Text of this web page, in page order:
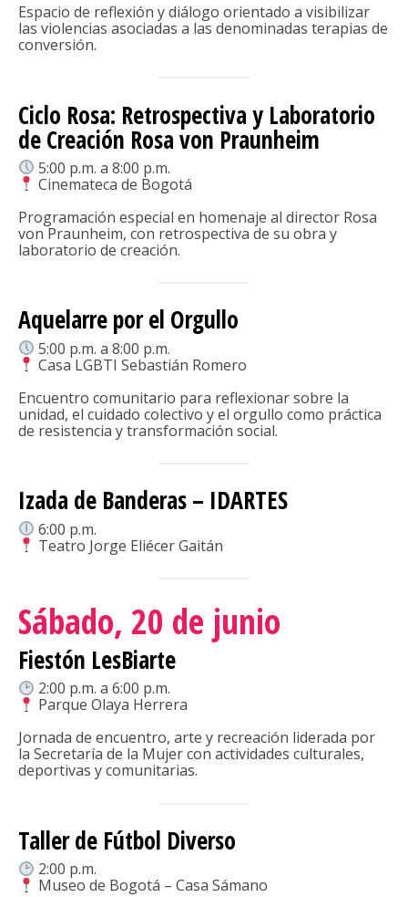
Espacio de reflexión y diálogo orientado a visibilizar
las violencias asociadas a las denominadas terapias de
conversión.
Ciclo Rosa: Retrospectiva y Laboratorio
de Creación Rosa von Praunheim
5:00 p.m. a 8:00 p.m.
Cinemateca de Bogotá
Programación especial en homenaje al director Rosa
von Praunheim, con retrospectiva de su obra y
laboratorio de creación.
Aquelarre por el Orgullo
5:00 p.m. a 8:00 p.m.
Casa LGBTI Sebastián Romero
Encuentro comunitario para reflexionar sobre la
unidad, el cuidado colectivo y el orgullo como práctica
de resistencia y transformación social.
Izada de Banderas – IDARTES
6:00 p.m.
Teatro Jorge Eliécer Gaitán
Sábado, 20 de junio
Fiestón LesBiarte
2:00 p.m. a 6:00 p.m.
Parque Olaya Herrera
Jornada de encuentro, arte y recreación liderada por
la Secretaría de la Mujer con actividades culturales,
deportivas y comunitarias.
Taller de Fútbol Diverso
2:00 p.m.
Museo de Bogotá – Casa Sámano